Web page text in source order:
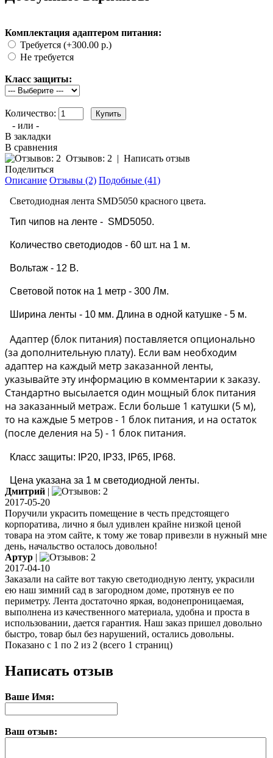
Комплектация адаптером питания:
Требуется (+300.00 р.)
Не требуется
Класс защиты:
Количество:
- или -
В закладки
В сравнения
Отзывов: 2 | Написать отзыв
Поделиться
Описание Отзывы (2) Подобные (41)
Светодиодная лента SMD5050 красного цвета.
Тип чипов на ленте - SMD5050.
Количество светодиодов - 60 шт. на 1 м.
Вольтаж - 12 В.
Световой поток на 1 метр - 300 Лм.
Ширина ленты - 10 мм. Длина в одной катушке - 5 м.
Адаптер (блок питания) поставляется опционально
(за дополнительную плату). Если вам необходим
адаптер на каждый метр заказанной ленты,
указывайте эту информацию в комментарии к заказу.
Стандартно высылается один мощный блок питания
на заказанный метраж. Если больше 1 катушки (5 м),
то на каждые 5 метров - 1 блок питания, и на остаток
(после деления на 5) - 1 блок питания.
Класс защиты: IP20, IP33, IP65, IP68.
Цена указана за 1 м светодиодной ленты.
Дмитрий |
2017-05-20
Поручили украсить помещение в честь предстоящего
корпоратива, лично я был удивлен крайне низкой ценой
товара на этом сайте, к тому же товар привезли в нужный мне
день, начальство осталось довольно!
Артур |
2017-04-10
Заказали на сайте вот такую светодиодную ленту, украсили
ею наш зимний сад в загородном доме, протянув ее по
периметру. Лента достаточно яркая, водонепроницаемая,
выполнена из качественного материала, удобна и проста в
использовании, дается гарантия. Наш заказ пришел довольно
быстро, товар был без нарушений, остались довольны.
Показано с 1 по 2 из 2 (всего 1 страниц)
Написать отзыв
Ваше Имя:
Ваш отзыв: